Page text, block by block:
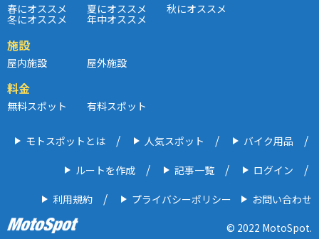
春にオススメ 夏にオススメ 秋にオススメ
冬にオススメ 年中オススメ
施設
屋内施設 屋外施設
料金
無料スポット 有料スポット
モトスポットとは 人気スポット バイク用品
ルートを作成 記事一覧 ログイン
利用規約 プライバシーポリシー
お問い合わせ
© 2022 MotoSpot.